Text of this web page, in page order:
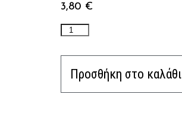
3,80 €
Προσθήκη στο καλάθι